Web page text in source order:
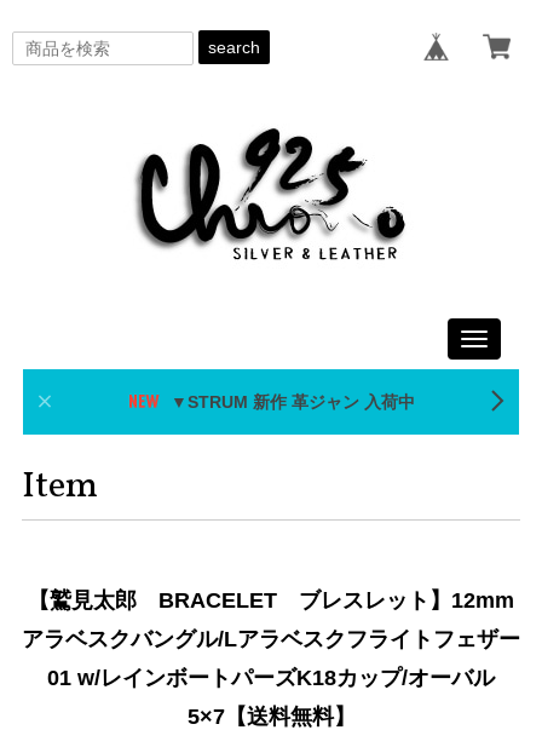
search
Toggle
▼STRUM 新作 革ジャン 入荷中
Item
【鷲見太郎 BRACELET ブレスレット】12mm
アラベスクバングル/Lアラベスクフライトフェザー
01 w/レインボートパーズK18カップ/オーバル
5×7【送料無料】